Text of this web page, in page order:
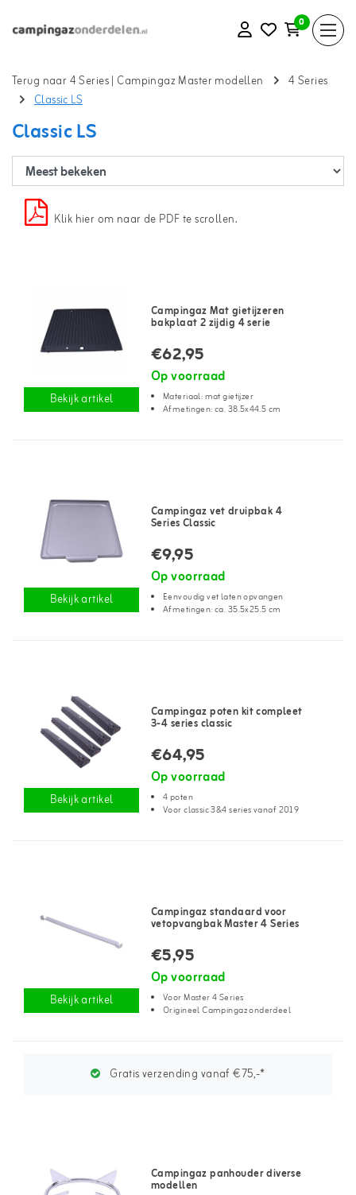
0
Terug naar 4 Series| Campingaz Master modellen
4 Series
Classic LS
Classic LS
Klik hier om naar de PDF te scrollen.
Bekijk artikel
Campingaz Mat gietijzeren
bakplaat 2 zijdig 4 serie
€62,95
Op voorraad
Materiaal: mat gietijzer
Afmetingen: ca. 38.5x44.5 cm
Bekijk artikel
Campingaz vet druipbak 4
Series Classic
€9,95
Op voorraad
Eenvoudig vet laten opvangen
Afmetingen: ca. 35.5x25.5 cm
Bekijk artikel
Campingaz poten kit compleet
3-4 series classic
€64,95
Op voorraad
4 poten
Voor classic 3&4 series vanaf 2019
Bekijk artikel
Campingaz standaard voor
vetopvangbak Master 4 Series
€5,95
Op voorraad
Voor Master 4 Series
Origineel Campingaz onderdeel
Gratis verzending vanaf €75,-*
Campingaz panhouder diverse
modellen